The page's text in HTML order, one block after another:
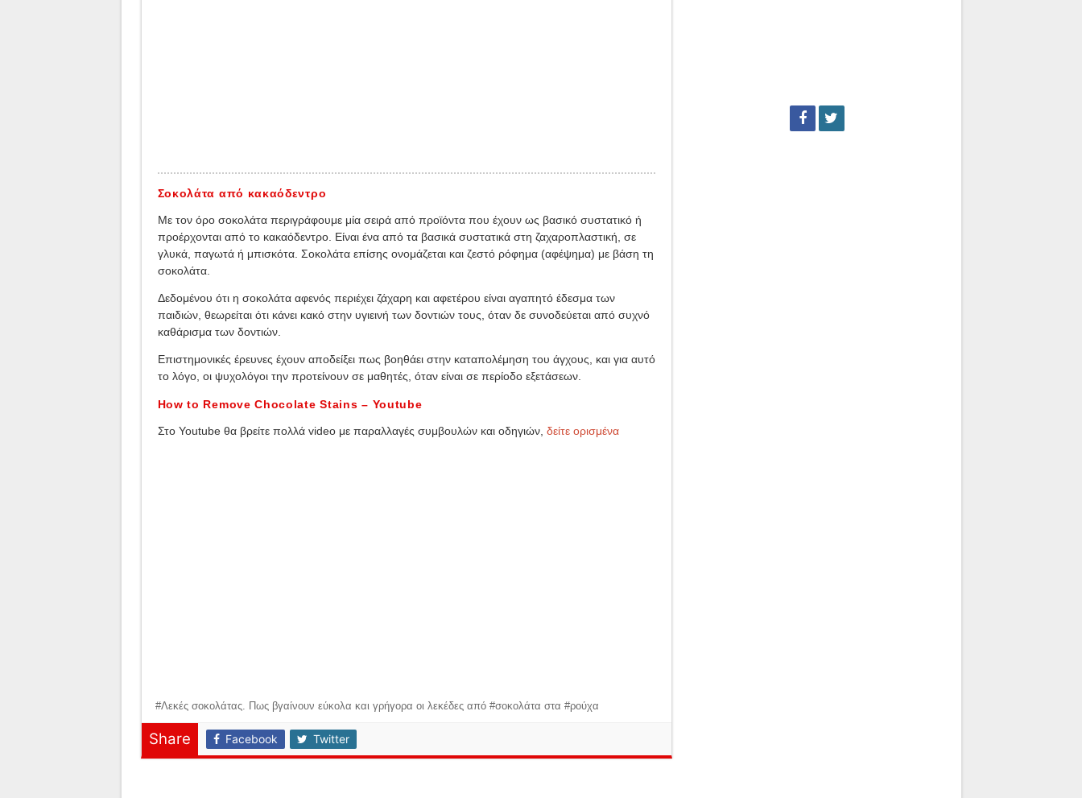
Σοκολάτα από κακαόδεντρο
Με τον όρο σοκολάτα περιγράφουμε μία σειρά από προϊόντα που έχουν ως βασικό συστατικό ή
προέρχονται από το κακαόδεντρο. Είναι ένα από τα βασικά συστατικά στη ζαχαροπλαστική, σε
γλυκά, παγωτά ή μπισκότα. Σοκολάτα επίσης ονομάζεται και ζεστό ρόφημα (αφέψημα) με βάση τη
σοκολάτα.
Δεδομένου ότι η σοκολάτα αφενός περιέχει ζάχαρη και αφετέρου είναι αγαπητό έδεσμα των
παιδιών, θεωρείται ότι κάνει κακό στην υγιεινή των δοντιών τους, όταν δε συνοδεύεται από συχνό
καθάρισμα των δοντιών.
Επιστημονικές έρευνες έχουν αποδείξει πως βοηθάει στην καταπολέμηση του άγχους, και για αυτό
το λόγο, οι ψυχολόγοι την προτείνουν σε μαθητές, όταν είναι σε περίοδο εξετάσεων.
How to Remove Chocolate Stains – Youtube
Στο Youtube θα βρείτε πολλά video με παραλλαγές συμβουλών και οδηγιών, δείτε ορισμένα
#Λεκές σοκολάτας. Πως βγαίνουν εύκολα και γρήγορα οι λεκέδες από #σοκολάτα στα #ρούχα
Share Facebook Twitter